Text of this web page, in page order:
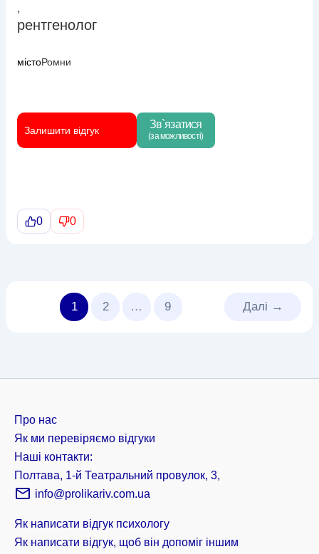
,
рентгенолог
містоРомни
Залишити відгук Зв`язатися
(за можливості)
0 0
1 2 … 9 Далі →
Про нас
Як ми перевіряємо відгуки
Наші контакти:
Полтава, 1-й Театральний провулок, 3,
info@prolikariv.com.ua
Як написати відгук психологу
Як написати відгук, щоб він допоміг іншим